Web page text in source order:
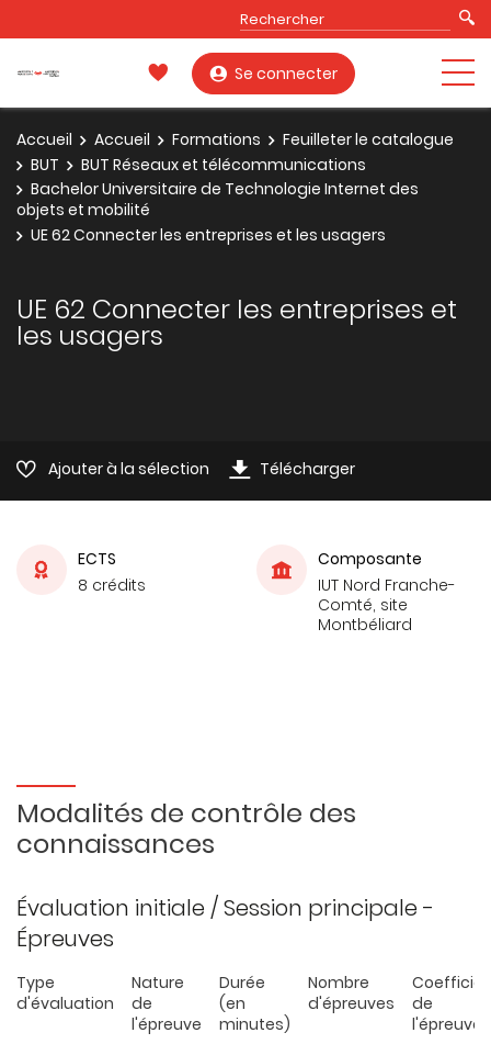
Se connecter
Accueil Accueil Formations
Feuilleter le catalogue
BUT
BUT Réseaux et télécommunications
Bachelor Universitaire de Technologie Internet des
objets et mobilité
UE 62 Connecter les entreprises et les usagers
UE 62 Connecter les entreprises et
les usagers
Ajouter à la sélection Télécharger
ECTS
8 crédits
Composante
IUT Nord Franche-
Comté, site
Montbéliard
Modalités de contrôle des
connaissances
Évaluation initiale / Session principale -
Épreuves
Type
d'évaluation
Nature
de
l'épreuve
Durée
(en
minutes)
Nombre
d'épreuves
de
l'épreuve